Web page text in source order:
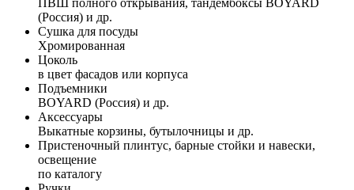
(Россия) и др.
Сушка для посуды
Хромированная
Цоколь
в цвет фасадов или корпуса
Подъемники
BOYARD (Россия) и др.
Аксессуары
Выкатные корзины, бутылочницы и др.
Пристеночный плинтус, барные стойки и навески,
освещение
по каталогу